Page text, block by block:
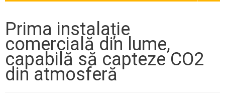
Prima instalație
comercială din lume,
capabilă să capteze CO2
din atmosferă